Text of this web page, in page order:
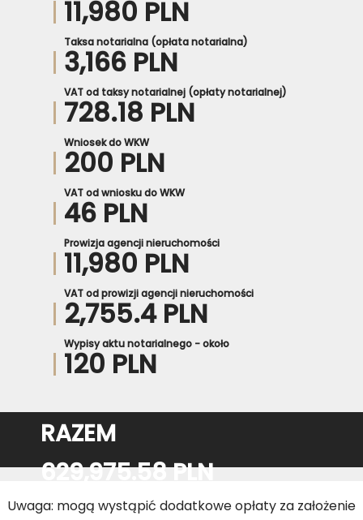
11,980 PLN
Taksa notarialna (opłata notarialna)
3,166 PLN
VAT od taksy notarialnej (opłaty notarialnej)
728.18 PLN
Wniosek do WKW
200 PLN
VAT od wniosku do WKW
46 PLN
Prowizja agencji nieruchomości
11,980 PLN
VAT od prowizji agencji nieruchomości
2,755.4 PLN
Wypisy aktu notarialnego - około
120 PLN
RAZEM
629,975.58 PLN
Uwaga: mogą wystąpić dodatkowe opłaty za założenie